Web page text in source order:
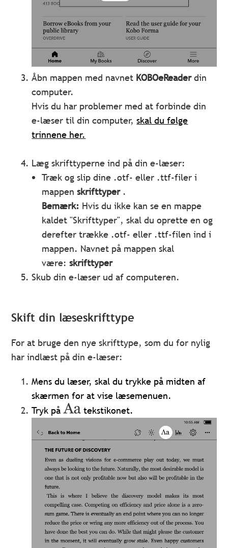
Åbn mappen med navnet KOBOeReaderdin
computer.
Hvis du har problemer med at forbinde din
e-læser til din computer,skal du følge
trinnene her.
Læg skrifttyperne ind på din e-læser:
Træk og slip dine .otf- eller .ttf-filer i
mappenskrifttyper.
Bemærk: Hvis du ikke kan se en mappe
kaldet "Skrifttyper", skal du oprette en og
derefter trække .otf- eller .ttf-filen ind i
mappen. Navnet på mappen skal
være:skrifttyper
Skub din e-læser ud af computeren.
Skift din læseskrifttype
For at bruge den nye skrifttype, som du for nylig
har indlæst på din e-læser:
Mens du læser, skal du trykke på midten af
skærmen for at vise læsemenuen.
Tryk på
tekstikonet.